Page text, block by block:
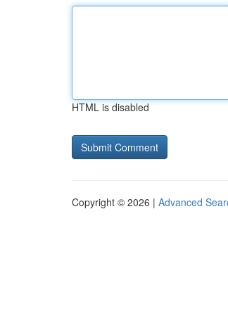
HTML is disabled
Copyright © 2026 | Advanced